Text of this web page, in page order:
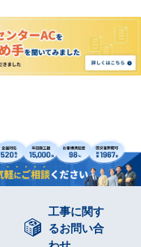
工事に関す
るお問い合